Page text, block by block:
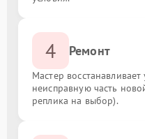
4 Ремонт
Мастер
неисправную часть
реплика на выбор).